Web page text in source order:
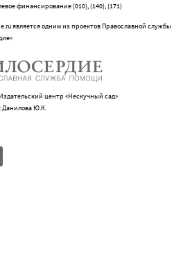
финансирование (010), (140), (171)
является одним из проектов Православной службы
центр «Нескучный сад»
Данилова Ю.К.